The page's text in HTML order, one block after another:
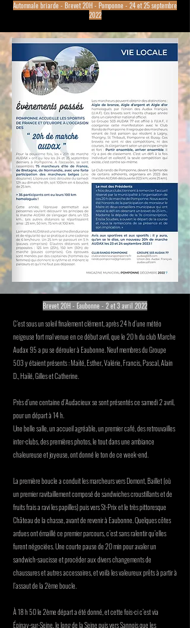
Automnale briarde - Brevet20H - Pomponne - 24 et 25 septembre
2022
Brevet20H - Eaubonne - 2 et 3 avril 2022
C’est sous un soleil finalement clément, après 24 h d’une météo
neigeuse fort mal venue en ce début avril, que le 20 h du club Marche
Audax 95 a pu se dérouler à Eaubonne. Neuf membres du Groupe
503 y étaient présents : Maïté, Esther, Valérie, Francis, Pascal, Alain
D., Haïlé, Gilles et Catherine.
Près d’une centaine d’Audacieux se sont présentés ce samedi 2 avril,
pour un départ à 14 h.
Une belle salle, un accueil agréable, un premier café, des retrouvailles
inter-clubs, des premières photos, le tout dans une ambiance
chaleureuse et joyeuse, ont donné le ton de ce week-end.
La première boucle a conduit les marcheurs vers Domont, Baillet (où
un premier ravitaillement composé de sandwiches croustillants et de
fruits frais a ravi les papilles) puis vers St-Prix et le très pittoresque
Château de la chasse, avant de revenir à Eaubonne. Quelques côtes
ardues ont émaillé ce premier parcours, c’est sans ralentir qu’elles
furent négociées. Une courte pause de 20 min pour avaler un
sandwich-saucisse et procéder aux divers changements de
chaussures et autres accessoires, et voilà les valeureux prêts à partir à
l’assaut de la 2ème boucle.
À 18 h 50 le 2ème départ a été donné, et cette fois-ci c’est via
Épinay-sur-Seine, le long de la Seine puis vers Sannois que les